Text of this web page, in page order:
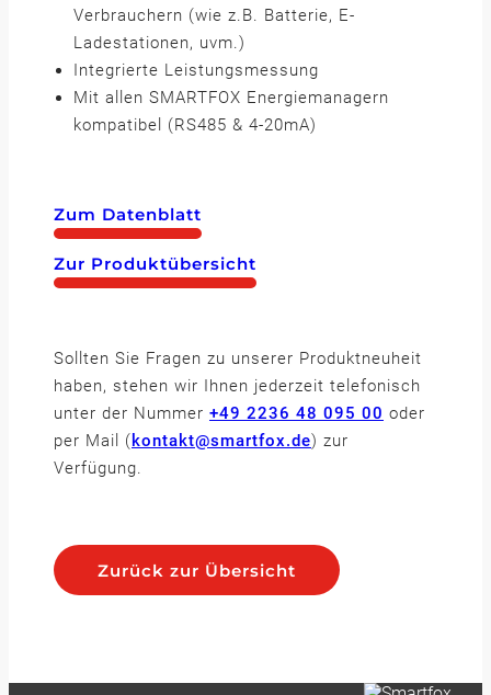
Verbrauchern (wie z.B. Batterie, E-
Ladestationen, uvm.)
Integrierte Leistungsmessung
Mit allen SMARTFOX Energiemanagern
kompatibel (RS485 & 4-20mA)
Zum Datenblatt
Zur Produktübersicht
Sollten Sie Fragen zu unserer Produktneuheit
haben, stehen wir Ihnen jederzeit telefonisch
unter der Nummer +49 2236 48 095 00 oder
per Mail (kontakt@smartfox.de) zur
Verfügung.
Zurück zur Übersicht